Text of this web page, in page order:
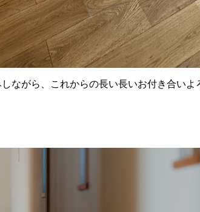
ながら、これからの長い長いお付き合いよ